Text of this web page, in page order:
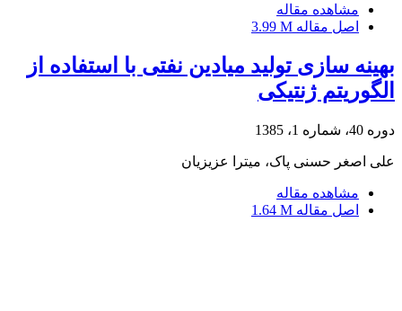
مشاهده مقاله
اصل مقاله 3.99 M
بهینه سازی تولید میادین نفتی با استفاده از
الگوریتم ژنتیکی
دوره 40، شماره 1، 1385
علی اصغر حسنی پاک، میترا عزیزیان
مشاهده مقاله
اصل مقاله 1.64 M